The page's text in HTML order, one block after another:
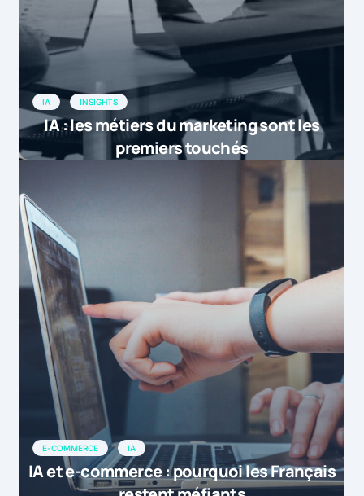
IA INSIGHTS
IA : les métiers du marketing sont les
premiers touchés
E-COMMERCE IA
IA et e-commerce : pourquoi les Français